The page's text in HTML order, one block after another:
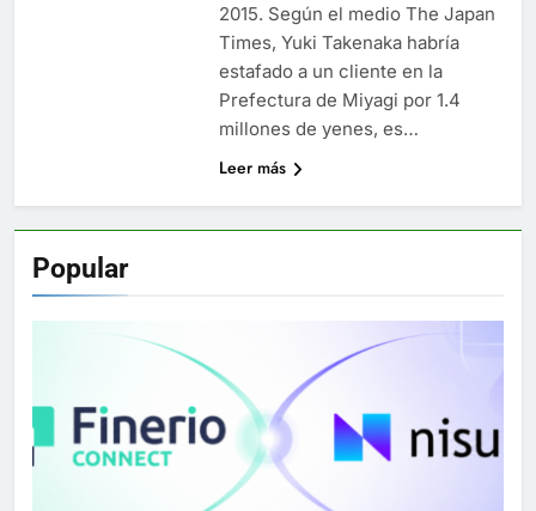
2015. Según el medio The Japan
Times, Yuki Takenaka habría
estafado a un cliente en la
Prefectura de Miyagi por 1.4
millones de yenes, es…
Leer más
Popular